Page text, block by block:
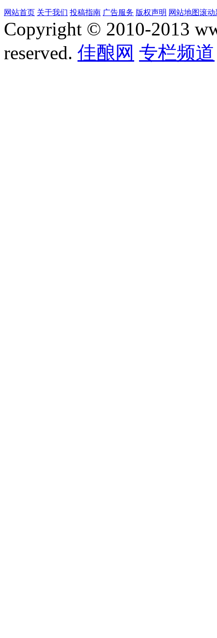
网站首页 关于我们 投稿指南 广告服务 版权声明 网站地图滚动
Copyright © 2010-2013
reserved. 佳酿网 专栏频道